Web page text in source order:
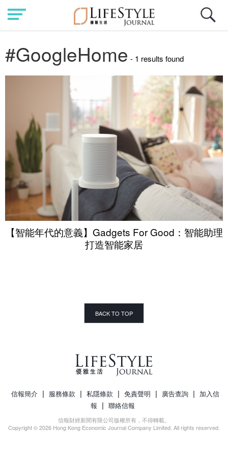
#GoogleHome - 1 results found
【智能年代的意義】Gadgets For Good：智能助理
打造智能家居
BACK TO TOP
信報簡介 | 服務條款 | 私隱條款 | 免責聲明 | 廣告查詢 | 加入信
報 | 聯絡信報
信報財經新聞有限公司版權所有，不得轉載。
Copyright © 2026 Hong Kong Economic Journal Company Limited. All rights reserved.